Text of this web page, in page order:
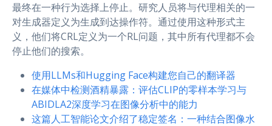
最终在一种行为选择上停止。研究人员将与代理相关的一
对生成器定义为生成到达操作符。通过使用这种形式主
义，他们将CRL定义为一个RL问题，其中所有代理都不会
停止他们的搜索。
使用LLMs和Hugging Face构建您自己的翻译器
在媒体中检测酒精暴露：评估CLIP的零样本学习与
ABIDLA2深度学习在图像分析中的能力
这篇人工智能论文介绍了稳定签名：一种结合图像水